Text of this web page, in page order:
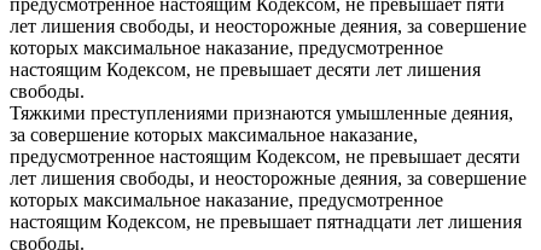
лет лишения свободы, и неосторожные деяния, за совершение
которых максимальное наказание, предусмотренное
настоящим Кодексом, не превышает десяти лет лишения
свободы.
Тяжкими преступлениями признаются умышленные деяния,
за совершение которых максимальное наказание,
предусмотренное настоящим Кодексом, не превышает десяти
лет лишения свободы, и неосторожные деяния, за совершение
которых максимальное наказание, предусмотренное
настоящим Кодексом, не превышает пятнадцати лет лишения
свободы.